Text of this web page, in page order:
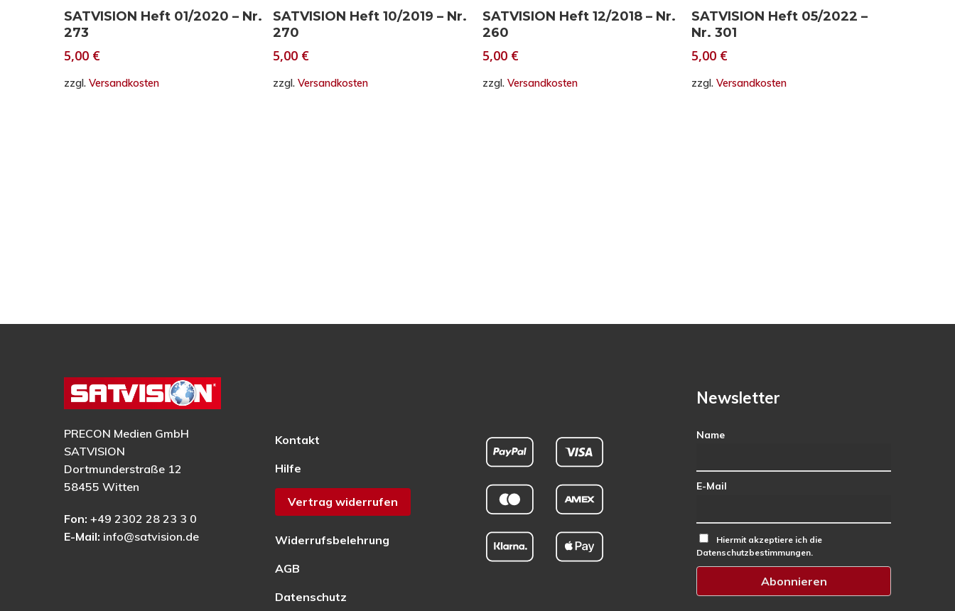
In den Warenkorb
SATVISION Heft 01/2020 – Nr.
273
5,00 €
zzgl. Versandkosten
In den Warenkorb
SATVISION Heft 10/2019 – Nr.
270
5,00 €
zzgl.Versandkosten
In den Warenkorb
SATVISION Heft 12/2018 – Nr.
260
5,00 €
zzgl. Versandkosten
In den Warenkorb
SATVISION Heft 05/2022 –
Nr. 301
5,00 €
zzgl.Versandkosten
PRECON Medien GmbH
SATVISION
Dortmunderstraße 12
58455 Witten
Fon: +49 2302 28 23 3 0
E-Mail: info@satvision.de
Kontakt
Hilfe
Vertrag widerrufen
Widerrufsbelehrung
AGB
Datenschutz
Newsletter
Name
E-Mail
Hiermit akzeptiere ich die
Datenschutzbestimmungen.